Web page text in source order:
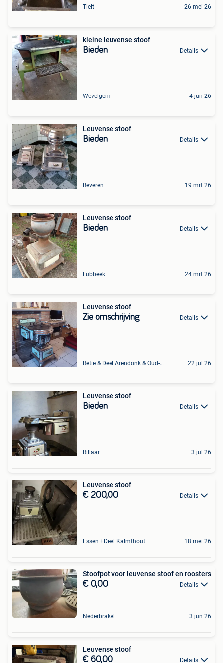
Tielt 26 mei 26
kleine leuvense stoof
Bieden Details
Wevelgem 4 jun 26
Leuvense stoof
Bieden Details
Beveren 19 mrt 26
Leuvense stoof
Bieden Details
Lubbeek 24 mrt 26
Leuvense stoof
Zie omschrijving Details
Retie & Deel Arendonk & Oud-Turnhout 22 jul 26
Leuvense stoof
Bieden Details
Rillaar 3 jul 26
Leuvense stoof
€ 200,00 Details
Essen +Deel Kalmthout 18 mei 26
Stoofpot voor leuvense stoof en roosters
€ 0,00 Details
Nederbrakel 3 jun 26
Leuvense stoof
€ 60,00 Details